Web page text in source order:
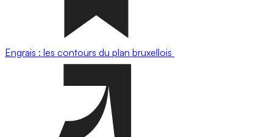
Engrais : les contours du plan bruxellois